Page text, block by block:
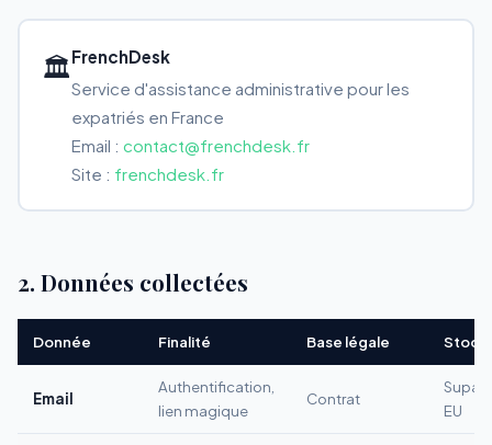
🏛️FrenchDesk
Service d'assistance administrative pour les
expatriés en France
Email : contact@frenchdesk.fr
Site : frenchdesk.fr
2. Données collectées
Donnée Finalité Base légale
Email
Authentification,
lien magique
Contrat
EU